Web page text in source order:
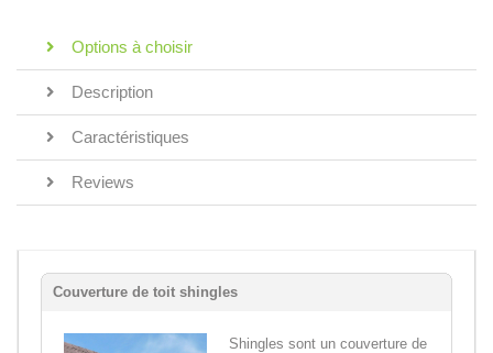
Options à choisir
Description
Caractéristiques
Reviews
Couverture de toit shingles
Shingles sont un couverture de